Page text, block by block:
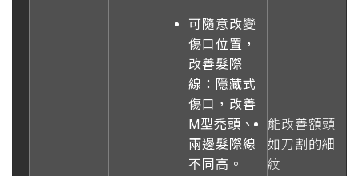
可隨意改變
傷口位置，
改善髮際
線：隱藏式
傷口，改善
M型禿頭、
兩邊髮際線
不同高。
能改善額頭
如刀割的細
紋